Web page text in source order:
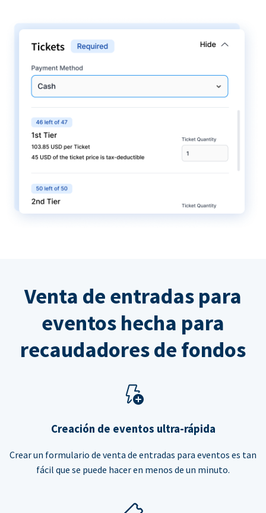
Venta de entradas para
eventos hecha para
recaudadores de fondos
Creación de eventos ultra-rápida
Crear un formulario de venta de entradas para eventos es tan
fácil que se puede hacer en menos de un minuto.